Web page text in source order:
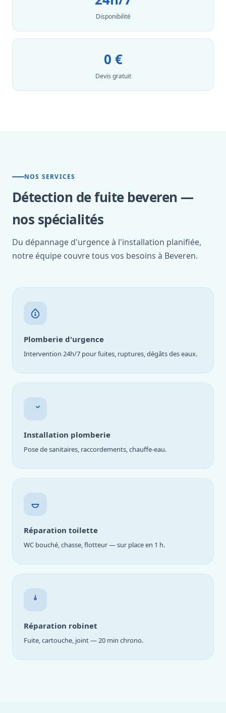
Disponibilité
0 €
Devis gratuit
NOS SERVICES
Détection de fuite beveren —
nos spécialités
Du dépannage d'urgence à l'installation planifiée,
notre équipe couvre tous vos besoins à Beveren.
Plomberie d'urgence
Intervention 24h/7 pour fuites, ruptures, dégâts des eaux.
Installation plomberie
Pose de sanitaires, raccordements, chauffe-eau.
Réparation toilette
WC bouché, chasse, flotteur — sur place en 1 h.
Réparation robinet
Fuite, cartouche, joint — 20 min chrono.